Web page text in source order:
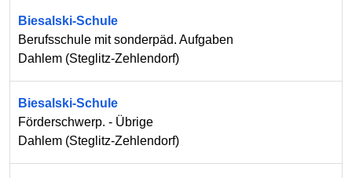
Biesalski-Schule
Berufsschule mit sonderpäd. Aufgaben
Dahlem (Steglitz-Zehlendorf)
Biesalski-Schule
Förderschwerp. - Übrige
Dahlem (Steglitz-Zehlendorf)